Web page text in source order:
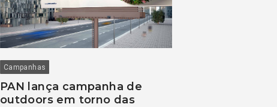
Campanhas
PAN lança campanha de
outdoors em torno das